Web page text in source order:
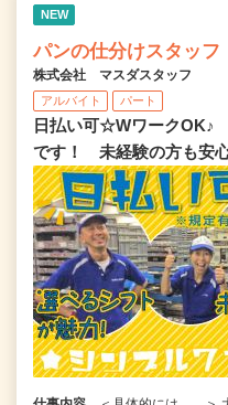
NEW
パンの仕分けスタッフ
株式会社 マスダスタッフ
アルバイト パート
日払い可☆WワークOK♪
です！ 未経験の方も安心